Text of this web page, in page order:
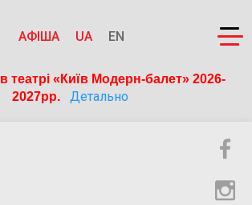
АФІША UA EN
театрі «Київ Модерн-балет» 2026-
2027рр.
Детально